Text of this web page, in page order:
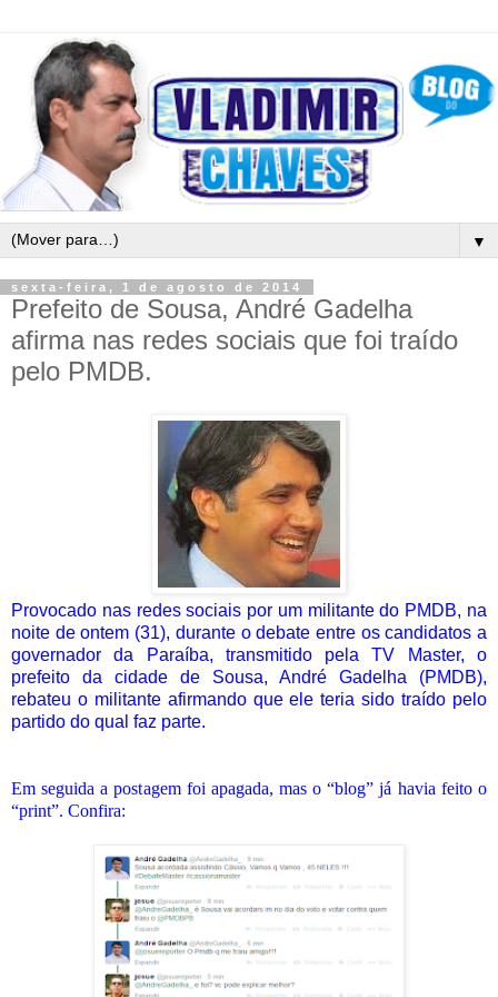
▼
sexta-feira, 1 de agosto de 2014
Prefeito de Sousa, André Gadelha
afirma nas redes sociais que foi traído
pelo PMDB.
Provocado nas redes sociais por um militante do PMDB, na
noite de ontem (31), durante o debate entre os candidatos a
governador da Paraíba, transmitido pela TV Master, o
prefeito da cidade de Sousa, André Gadelha (PMDB),
rebateu o militante afirmando que ele teria sido traído pelo
partido do qual faz parte.
Em seguida a postagem foi apagada, mas o “blog” já havia feito o
“print”. Confira: